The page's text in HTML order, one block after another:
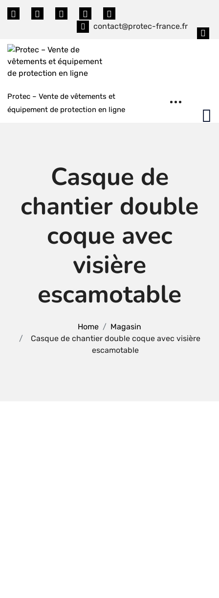
Skip
contact@protec-france.fr
Protec – Vente de vêtements et
équipement de protection en ligne
Casque de
chantier double
coque avec
visière
escamotable
Home
Magasin
Casque de chantier double coque avec visière
escamotable